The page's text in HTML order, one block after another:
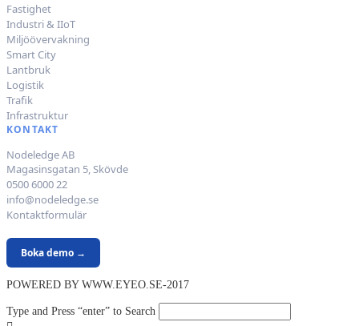
Fastighet
Industri & IIoT
Miljöövervakning
Smart City
Lantbruk
Logistik
Trafik
Infrastruktur
KONTAKT
Nodeledge AB
Magasinsgatan 5, Skövde
0500 6000 22
info@nodeledge.se
Kontaktformulär
Boka demo →
POWERED BY WWW.EYEO.SE-2017
Type and Press “enter” to Search